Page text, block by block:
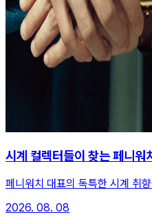
시계 컬렉터들이 찾는 페니워
페니워치 대표의 독특한 시계 취
2026. 08. 08